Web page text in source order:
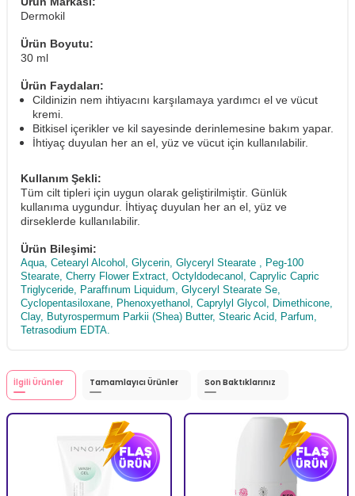
Dermokil
Ürün Boyutu:
30 ml
Ürün Faydaları:
Cildinizin nem ihtiyacını karşılamaya yardımcı el ve vücut
kremi.
Bitkisel içerikler ve kil sayesinde derinlemesine bakım yapar.
İhtiyaç duyulan her an el, yüz ve vücut için kullanılabilir.
Kullanım Şekli:
Tüm cilt tipleri için uygun olarak geliştirilmiştir. Günlük
kullanıma uygundur. İhtiyaç duyulan her an el, yüz ve
dirseklerde kullanılabilir.
Ürün Bileşimi:
Aqua, Cetearyl Alcohol, Glycerin, Glyceryl Stearate , Peg-100
Stearate, Cherry Flower Extract, Octyldodecanol, Caprylic Capric
Triglyceride, Paraffınum Liquidum, Glyceryl Stearate Se,
Cyclopentasiloxane, Phenoxyethanol, Caprylyl Glycol, Dimethicone,
Clay, Butyrospermum Parkii (Shea) Butter, Stearic Acid, Parfum,
Tetrasodium EDTA.
İlgili Ürünler Tamamlayıcı Ürünler Son Baktıklarınız